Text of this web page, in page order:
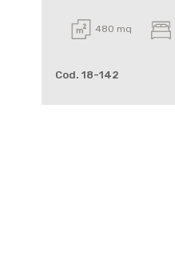
480 mq
Cod. 18-142